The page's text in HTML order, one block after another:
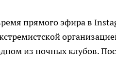
прямого эфира в
из ночных клубов.